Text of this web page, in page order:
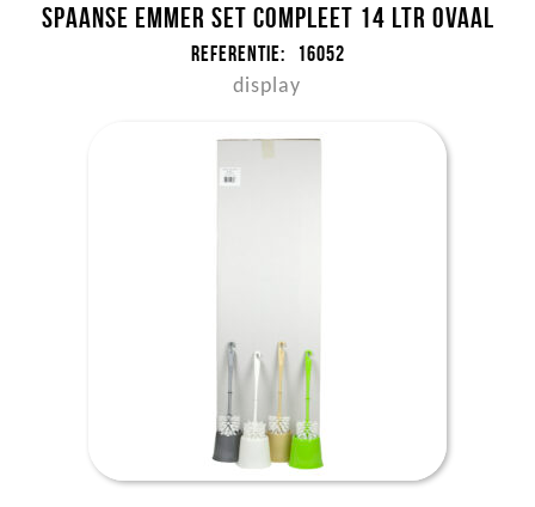
Spaanse Emmer set compleet 14 ltr ovaal
Referentie: 16052
display